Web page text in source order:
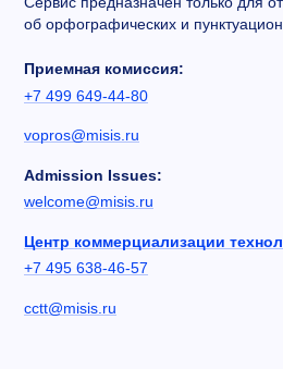
об орфографических и
Приемная комиссия:
+7 499 649-44-80
vopros@misis.ru
Admission Issues:
welcome@misis.ru
Центр коммерциализации
+7 495 638-46-57
cctt@misis.ru